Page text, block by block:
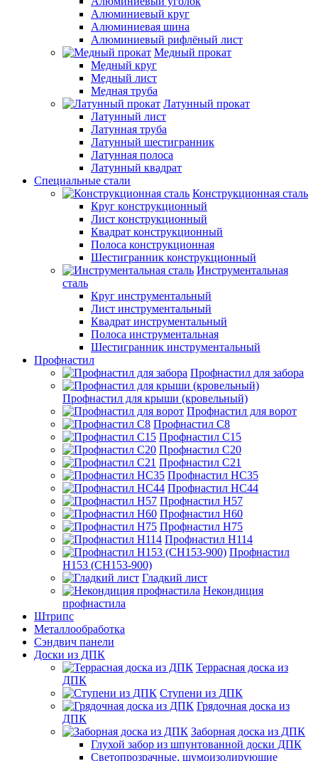
Алюминиевый круг
Алюминиевая шина
Алюминиевый рифлёный лист
Медный прокат
Медный круг
Медный лист
Медная труба
Латунный прокат
Латунный лист
Латунная труба
Латунный шестигранник
Латунная полоса
Латунный квадрат
Специальные стали
Конструкционная сталь
Круг конструкционный
Лист конструкционный
Квадрат конструкционный
Полоса конструкционная
Шестигранник конструкционный
Инструментальная
сталь
Круг инструментальный
Лист инструментальный
Квадрат инструментальный
Полоса инструментальная
Шестигранник инструментальный
Профнастил
Профнастил для забора
Профнастил для крыши (кровельный)
Профнастил для ворот
Профнастил С8
Профнастил С15
Профнастил С20
Профнастил С21
Профнастил НС35
Профнастил НС44
Профнастил Н57
Профнастил Н60
Профнастил Н75
Профнастил Н114
Профнастил
Н153 (СН153-900)
Гладкий лист
Некондиция
профнастила
Штрипс
Металлообработка
Сэндвич панели
Доски из ДПК
Террасная доска из
ДПК
Ступени из ДПК
Грядочная доска из
ДПК
Заборная доска из ДПК
Глухой забор из шпунтованной доски ДПК
Светопрозрачные, шумоизолирующие